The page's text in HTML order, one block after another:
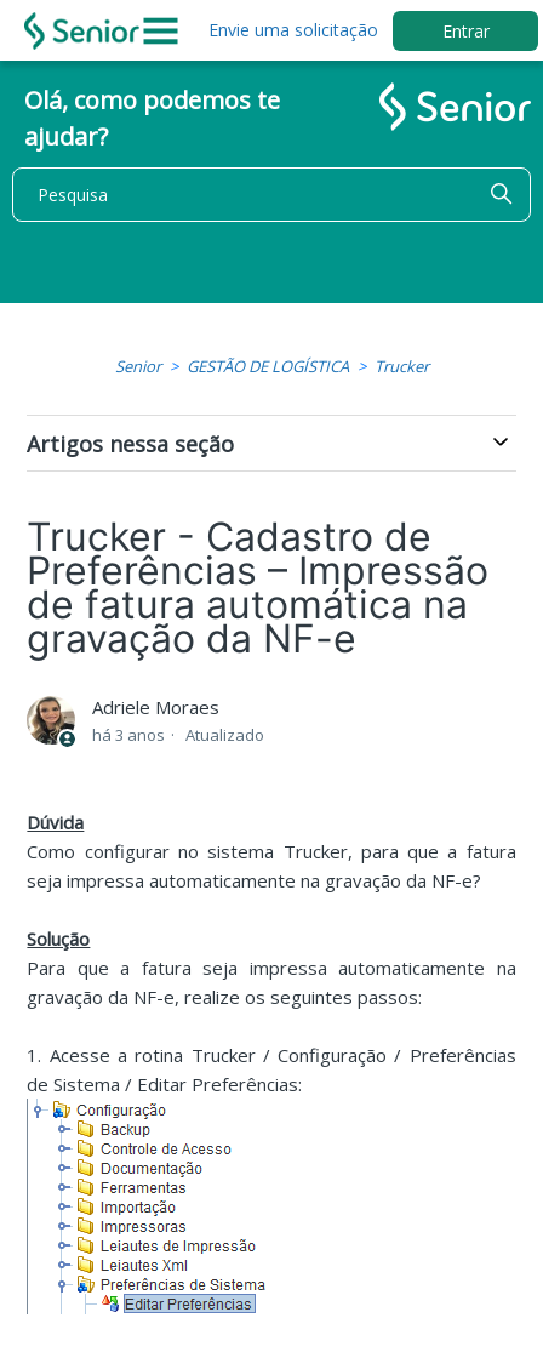
Envie uma solicitação Entrar
Olá, como podemos te
ajudar?
Senior GESTÃO DE LOGÍSTICA Trucker
Artigos nessa seção
Trucker - Cadastro de
Preferências – Impressão
de fatura automática na
gravação da NF-e
Adriele Moraes
há 3 anos Atualizado
Dúvida
Como configurar no sistema Trucker, para que a fatura
seja impressa automaticamente na gravação da NF-e?
Solução
Para que a fatura seja impressa automaticamente na
gravação da NF-e, realize os seguintes passos:
1. Acesse a rotina Trucker / Configuração / Preferências
de Sistema / Editar Preferências: